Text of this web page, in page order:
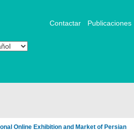
Contactar Publicaciones
Online Exhibition and Market of Persian